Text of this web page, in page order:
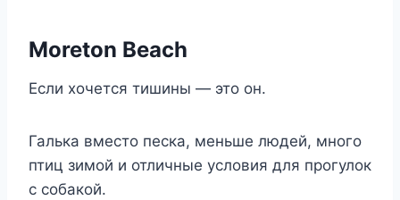
Moreton Beach
Если хочется тишины — это он.
Галька вместо песка, меньше людей, много
птиц зимой и отличные условия для прогулок
с собакой.